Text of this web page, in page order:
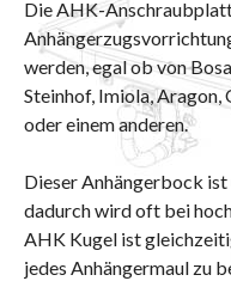
Die AHK-
werden, egal ob von
Steinhof, Imiola, Aragon,
oder einem anderen.
Dieser Anhängerbock
dadurch wird oft bei
AHK Kugel ist
jedes Anhängermaul zu